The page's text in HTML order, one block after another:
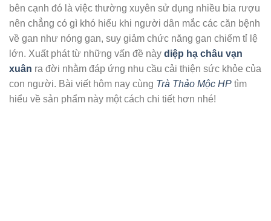
bên cạnh đó là việc thường xuyên sử dụng nhiều bia rượu
nên chẳng có gì khó hiểu khi người dân mắc các căn bệnh
về gan như nóng gan, suy giảm chức năng gan chiếm tỉ lệ
lớn. Xuất phát từ những vấn đề này diệp hạ châu vạn
xuân ra đời nhằm đáp ứng nhu cầu cải thiện sức khỏe của
con người. Bài viết hôm nay cùng Trà Thảo Mộc HP tìm
hiểu về sản phẩm này một cách chi tiết hơn nhé!